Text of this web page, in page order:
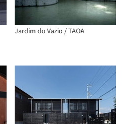
Jardim do Vazio / TAOA